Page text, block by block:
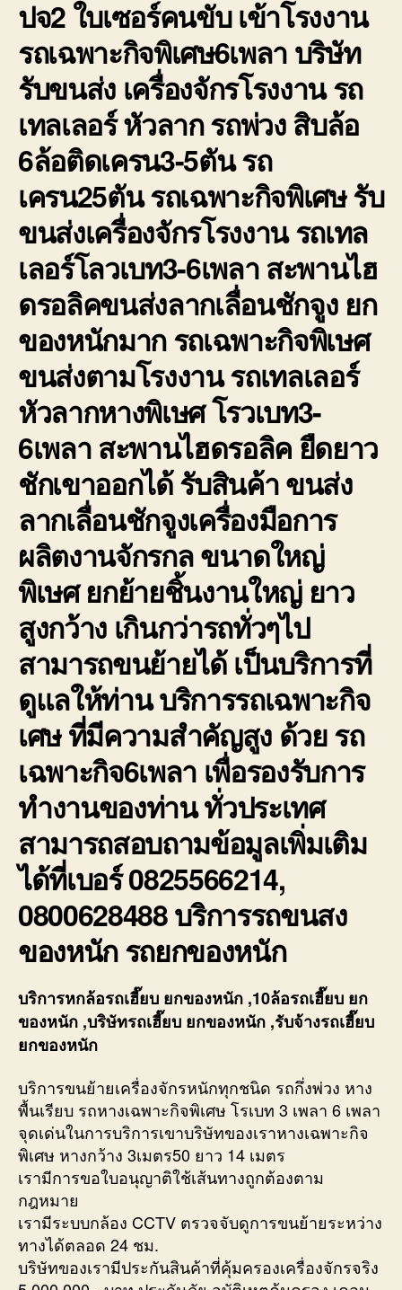
ปจ2 ใบเซอร์คนขับ เข้าโรงงาน
รถเฉพาะกิจพิเศษ6เพลา บริษัท
รับขนส่ง เครื่องจักรโรงงาน รถ
เทลเลอร์ หัวลาก รถพ่วง สิบล้อ
6ล้อติดเครน3-5ตัน รถ
เครน25ตัน รถเฉพาะกิจพิเศษ รับ
ขนส่งเครื่องจักรโรงงาน รถเทล
เลอร์โลวเบท3-6เพลา สะพานไฮ
ดรอลิคขนส่งลากเลื่อนชักจูง ยก
ของหนักมาก รถเฉพาะกิจพิเษศ
ขนส่งตามโรงงาน รถเทลเลอร์
หัวลากหางพิเษศ โรวเบท3-
6เพลา สะพานไฮดรอลิค ยืดยาว
ชักเขาออกได้ รับสินค้า ขนส่ง
ลากเลื่อนชักจูงเครื่องมือการ
ผลิตงานจักรกล ขนาดใหญ่
พิเษศ ยกย้ายชิ้นงานใหญ่ ยาว
สูงกว้าง เกินกว่ารถทั่วๆไป
สามารถขนย้ายได้ เป็นบริการที่
ดูแลให้ท่าน บริการรถเฉพาะกิจ
เศษ ที่มีความสำคัญสูง ด้วย รถ
เฉพาะกิจ6เพลา เพื่อรองรับการ
ทำงานของท่าน ทั่วประเทศ
สามารถสอบถามข้อมูลเพิ่มเติม
ได้ที่เบอร์ 0825566214,
0800628488 บริการรถขนสง
ของหนัก รถยกของหนัก
บริการหกล้อรถเฮี๊ยบ ยกของหนัก ,10ล้อรถเฮี๊ยบ ยก
ของหนัก ,บริษัทรถเฮี๊ยบ ยกของหนัก ,รับจ้างรถเฮี๊ยบ
ยกของหนัก
บริการขนย้ายเครื่องจักรหนักทุกชนิด รถกึ่งพ่วง หาง
พื้นเรียบ รถหางเฉพาะกิจพิเศษ โรเบท 3 เพลา 6 เพลา
จุดเด่นในการบริการเขาบริษัทของเราหางเฉพาะกิจ
พิเศษ หางกว้าง 3เมตร50 ยาว 14 เมตร
เรามีการขอใบอนุญาติใช้เส้นทางถูกต้องตาม
กฎหมาย
เรามีระบบกล้อง CCTV ตรวจจับดูการขนย้ายระหว่าง
ทางได้ตลอด 24 ชม.
บริษัทของเรามีประกันสินค้าที่คุ้มครองเครื่องจักรจริง